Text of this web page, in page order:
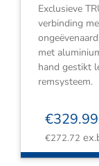
Exclusieve
verbinding
met
hand gestikt
remsysteem.
€329.99
€272.72